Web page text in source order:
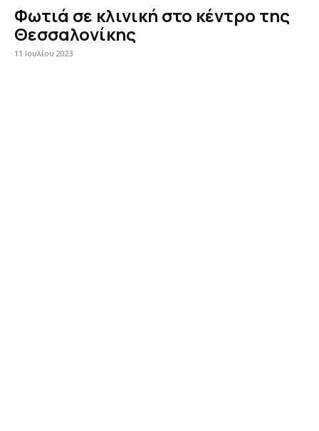
Φωτιά σε κλινική στο κέντρο της
Θεσσαλονίκης
11 Ιουλίου 2023